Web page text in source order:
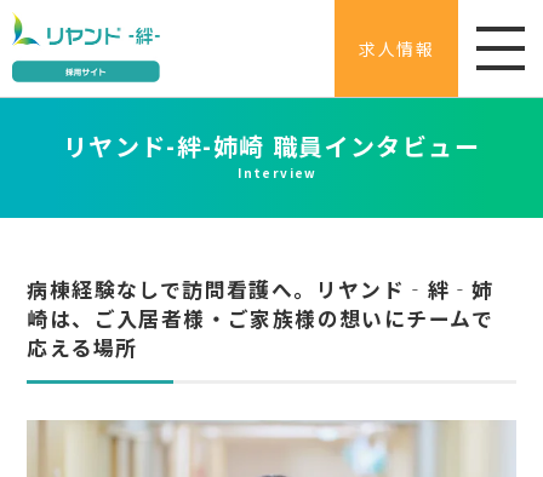
求人情報
リヤンド-絆-姉崎 職員インタビュー
Interview
病棟経験なしで訪問看護へ。リヤンド‐絆‐姉
崎は、ご入居者様・ご家族様の想いにチームで
応える場所